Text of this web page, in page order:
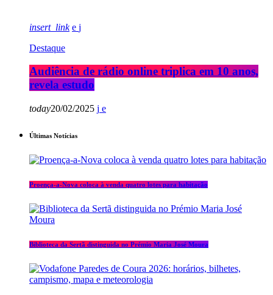
insert_link
Destaque
Audiência de rádio online triplica em 10 anos,
revela estudo
today20/02/2025
Últimas Notícias
Proença-a-Nova coloca à venda quatro lotes para habitação
Biblioteca da Sertã distinguida no Prémio Maria José Moura